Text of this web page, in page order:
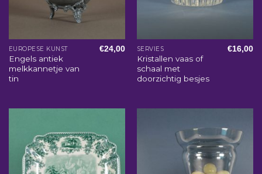
EUROPESE KUNST
Engels antiek
melkkannetje van
tin
€24,00 SERVIES
Kristallen vaas of
schaal met
doorzichtig besjes
€16,00